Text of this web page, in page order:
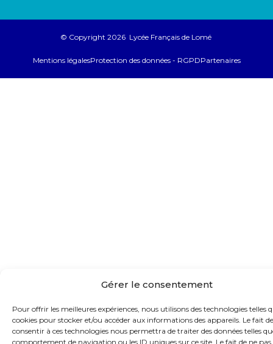
Gérer le consentement
Pour offrir les meilleures expériences, nous utilisons des technologies telles
cookies pour stocker et/ou accéder aux informations des appareils. Le fait de
consentir à ces technologies nous permettra de traiter des données telles
comportement de navigation ou les ID uniques sur ce site. Le fait de ne pas
© Copyright 2026 Lycée Français de Lomé
Mentions légalesProtection des données - RGPDPartenaires